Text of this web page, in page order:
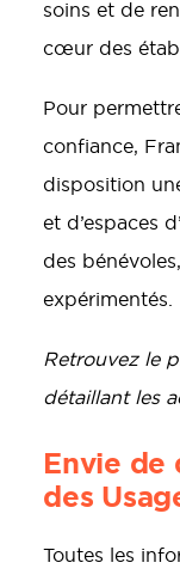
soins et de
cœur des
Pour
confiance,
disposition
et d’espaces
des
expérimentés.
Retrouvez le
détaillant les
Envie de
des
Toutes les